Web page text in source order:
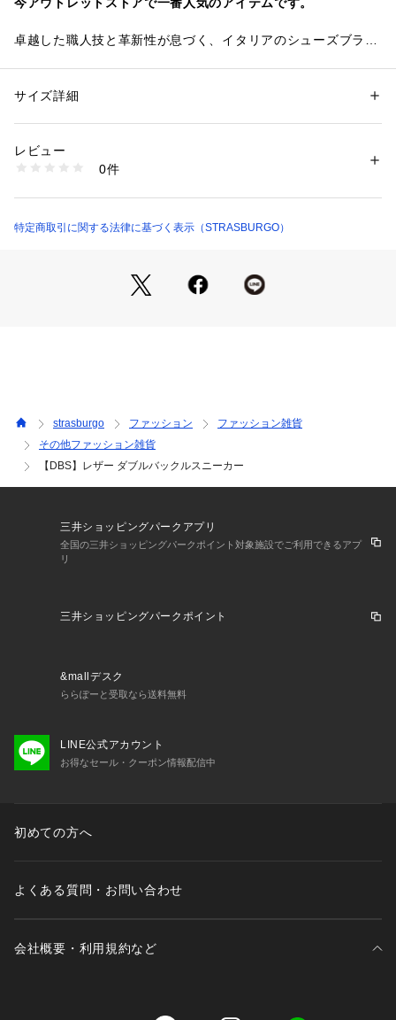
卓越した職人技と革新性が息づく、イタリアのシューズブラン
クルと呼びブランドの象徴的な存在になりました。その熟練の
を兼ね備えた一足に仕上げられています。高級素材選びから染
色、縫製に至るまで、一切の妥協を排したクラフトマンシップ
に引き上げます。
性別：メンズ
貨
生産国：イタリア製
1101400000326
サイズ詳細
レビュー
0件
特定商取引に関する法律に基づく表示（STRASBURGO）
strasburgo ファッション
ファッション雑貨
その他ファッション雑貨
【DBS】レザー ダブルバックルスニーカー
三井ショッピングパークアプリ
全国の三井ショッピングパークポイント対象施設でご利用できるアプ
リ
三井ショッピングパークポイント
&mallデスク
ららぽーと受取なら送料無料
LINE公式アカウント
お得なセール・クーポン情報配信中
初めての方へ
よくある質問・お問い合わせ
会社概要・利用規約など